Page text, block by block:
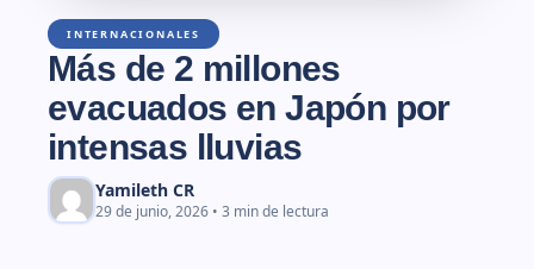
INTERNACIONALES
Más de 2 millones
evacuados en Japón por
intensas lluvias
Yamileth CR
29 de junio, 2026 • 3 min de lectura